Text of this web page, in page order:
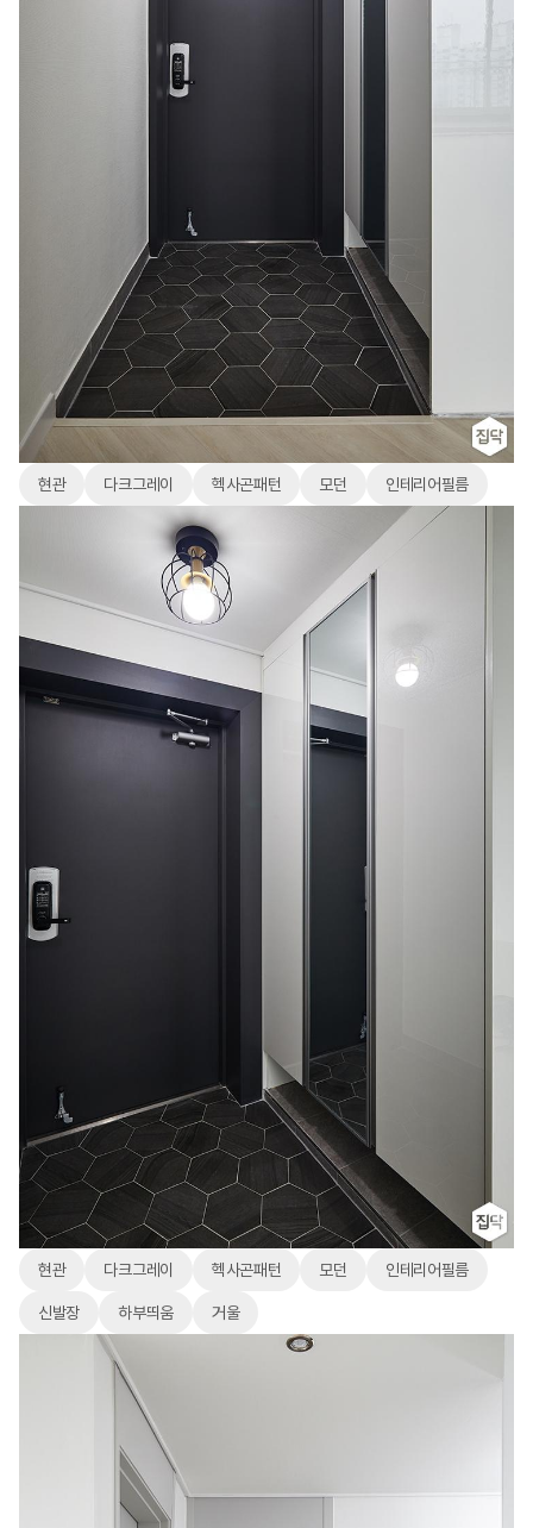
현관 다크그레이 헥사곤패턴 모던 인테리어필름
현관 다크그레이 헥사곤패턴 모던 인테리어필름
신발장 하부띄움 거울